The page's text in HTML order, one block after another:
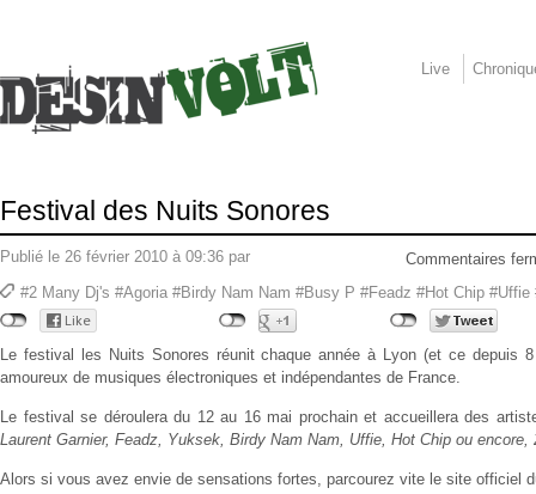
Live
Festival des Nuits Sonores
Publié le 26 février 2010 à 09:36 par
Commentaires
#2 Many Dj's #Agoria #Birdy Nam Nam #Busy P #Feadz #Hot Chip
Le festival les Nuits Sonores réunit chaque année à Lyon (et ce depuis
amoureux de musiques électroniques et indépendantes de France.
Le festival se déroulera du 12 au 16 mai prochain et accueillera des
Laurent Garnier, Feadz, Yuksek, Birdy Nam Nam, Uffie, Hot Chip ou encore,
Alors si vous avez envie de sensations fortes, parcourez vite le site officiel